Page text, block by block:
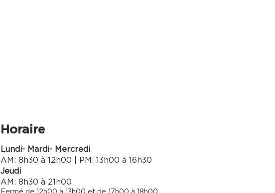
Horaire
Lundi- Mardi- Mercredi
AM: 8h30 à 12h00 | PM: 13h00 à 16h30​
Jeudi
AM: 8h30 à 21h00